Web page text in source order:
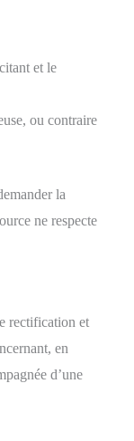
et le
ou contraire
la
ne respecte
rectification et
en
d’une